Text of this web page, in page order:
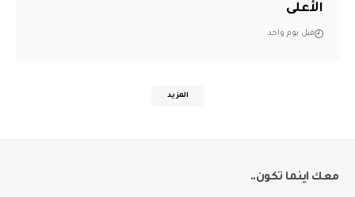
الأعلى
قبل يوم واحد
المزيد
معك اينما تكون..